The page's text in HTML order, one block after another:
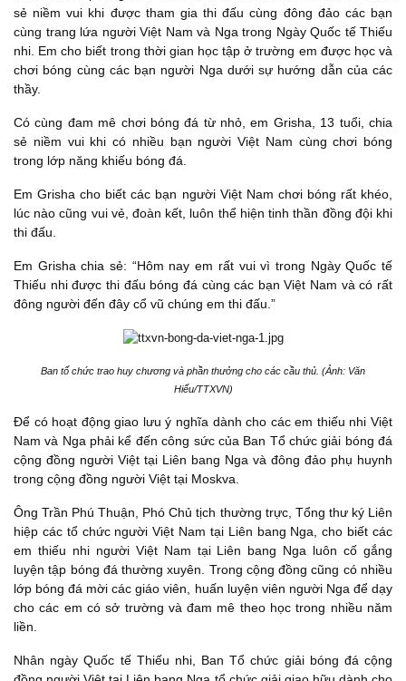
sẻ niềm vui khi được tham gia thi đấu cùng đông đảo các bạn
cùng trang lứa người Việt Nam và Nga trong Ngày Quốc tế Thiếu
nhi. Em cho biết trong thời gian học tập ở trường em được học và
chơi bóng cùng các bạn người Nga dưới sự hướng dẫn của các
thầy.
Có cùng đam mê chơi bóng đá từ nhỏ, em Grisha, 13 tuổi, chia
sẻ niềm vui khi có nhiều bạn người Việt Nam cùng chơi bóng
trong lớp năng khiếu bóng đá.
Em Grisha cho biết các bạn người Việt Nam chơi bóng rất khéo,
lúc nào cũng vui vẻ, đoàn kết, luôn thể hiện tinh thần đồng đội khi
thi đấu.
Em Grisha chia sẻ: “Hôm nay em rất vui vì trong Ngày Quốc tế
Thiếu nhi được thi đấu bóng đá cùng các bạn Việt Nam và có rất
đông người đến đây cổ vũ chúng em thi đấu.”
Ban tổ chức trao huy chương và phần thưởng cho các cầu thủ. (Ảnh: Văn
Hiếu/TTXVN)
Để có hoạt động giao lưu ý nghĩa dành cho các em thiếu nhi Việt
Nam và Nga phải kể đến công sức của Ban Tổ chức giải bóng đá
cộng đồng người Việt tại Liên bang Nga và đông đảo phụ huynh
trong cộng đồng người Việt tại Moskva.
Ông Trần Phú Thuận, Phó Chủ tịch thường trực, Tổng thư ký Liên
hiệp các tổ chức người Việt Nam tại Liên bang Nga, cho biết các
em thiếu nhi người Việt Nam tại Liên bang Nga luôn cố gắng
luyện tập bóng đá thường xuyên. Trong cộng đồng cũng có nhiều
lớp bóng đá mời các giáo viên, huấn luyện viên người Nga để dạy
cho các em có sở trường và đam mê theo học trong nhiều năm
liền.
Nhân ngày Quốc tế Thiếu nhi, Ban Tổ chức giải bóng đá cộng